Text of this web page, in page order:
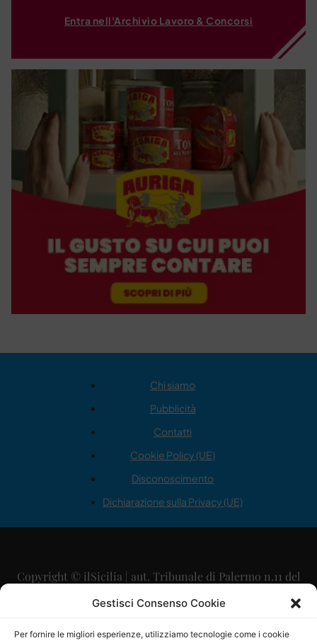
Gestisci Consenso Cookie
Per fornire le migliori esperienze, utilizziamo tecnologie come i cookie
Entra nell'Archivio Lavoro & Concorsi
Chi siamo
Pubblicità
Contatti
Cookie Policy (UE)
Disconoscimento
Dichiarazione sulla Privacy (UE)
Copyright © ilSicilia | aut. Tribunale di Palermo n.11 del
29/09/2015